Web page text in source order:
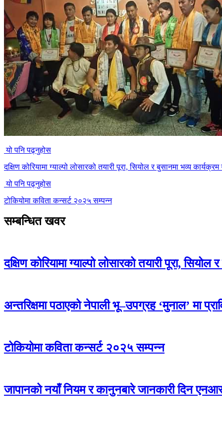
यो पनि पढ्नुहोस
दक्षिण कोरियामा ग्याल्पो लोसारको तयारी पूरा, सियोल र बुसानमा भव्य कार्यक्रम
यो पनि पढ्नुहोस
टोकियोमा कविता कन्सर्ट २०२५ सम्पन्न
सम्बन्धित खवर
दक्षिण कोरियामा ग्याल्पो लोसारको तयारी पूरा,
अन्तरिक्षमा पठाएको नेपाली भू–उपग्रह ‘मुनाल’ मा
टोकियोमा कविता कन्सर्ट २०२५ सम्पन्न
जापानको नयाँ नियम र कानुनबारे जानकारी दिन